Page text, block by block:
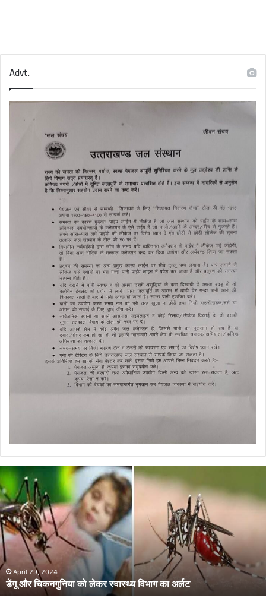
Advt.
डेंगू
और
चिकनगुनिया
को
लेकर
स्वास्थ्य
विभाग
का
अर्लटApril 29, 2024
डेंगू और चिकनगुनिया को लेकर स्वास्थ्य विभाग का अर्लट